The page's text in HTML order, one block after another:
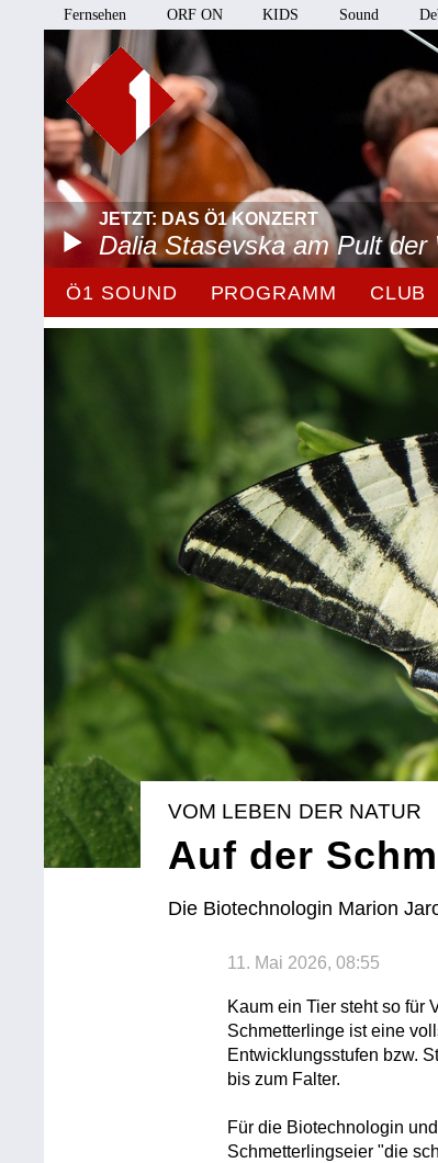
Fernsehen ORF ON KIDS Sound
JETZT: DAS Ö1 KONZERT
Dalia Stasevska am Pult
Ö1 SOUND PROGRAMM CLUB
VOM LEBEN DER NATUR
Auf der
Die Biotechnologin Marion
11. Mai 2026, 08:55
Kaum ein Tier steht so für
Schmetterlinge ist eine
Entwicklungsstufen bzw.
bis zum Falter.
Für die Biotechnologin
Schmetterlingseier "die